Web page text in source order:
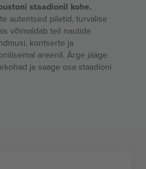
staadionil kohe.
autentsed piletid, turvalise
võimaldab teil nautida
kontserte ja
areenil. Ärge jääge
ja saage osa staadioni